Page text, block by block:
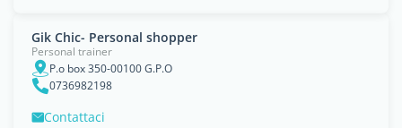
Gik Chic- Personal shopper
Personal trainer
P.o box 350-00100 G.P.O
0736982198
Contattaci